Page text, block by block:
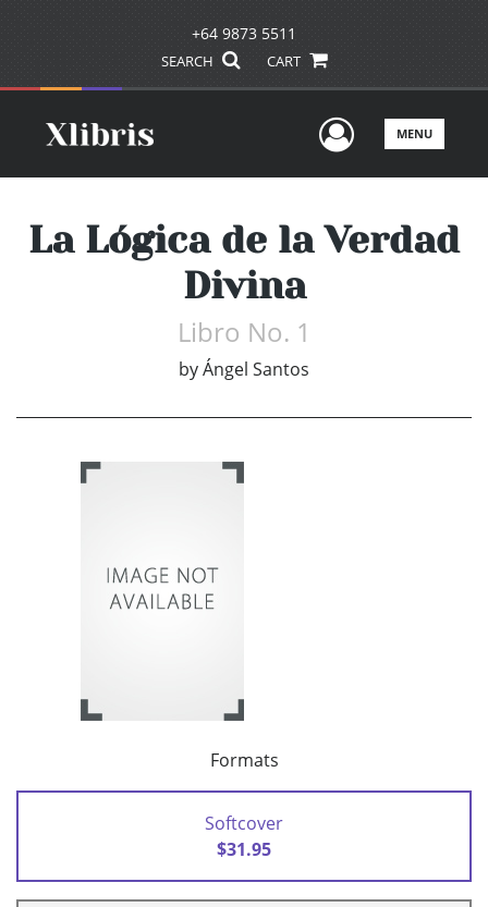
+64 9873 5511
SEARCH CART
UserMENU
La Lógica de la Verdad
Divina
Libro No. 1
byÁngel Santos
Formats
Softcover
$31.95